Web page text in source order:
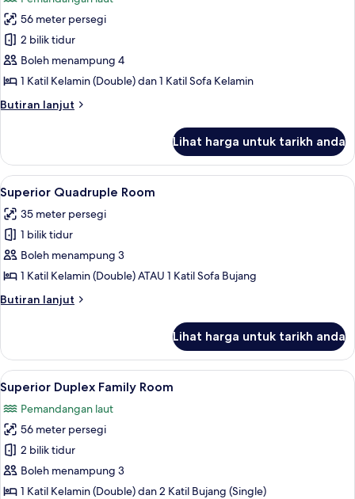
foto
untuk
Luxury
Suite,
Sea
56 meter persegi
2 bilik tidur
Boleh menampung 4
1 Katil Kelamin (Double) dan 1 Katil Sofa Kelamin
Butiran lanjut
Butiran
Suite,
Sea
View
Lihat harga untuk tarikh anda
Lihat
semua
foto
untuk
Superior
Quadruple
Room
Superior Quadruple Room | Bar mini
5
Superior Quadruple Room
35 meter persegi
1 bilik tidur
Boleh menampung 3
1 Katil Kelamin (Double) ATAU 1 Katil Sofa Bujang
Butiran lanjut
Butiran
Quadruple
Room
Lihat harga untuk tarikh anda
Lihat
semua
foto
untuk
Superior
Duplex
Family
Superior Duplex Family Room | Bar
6
Superior Duplex Family Room
Pemandangan laut
56 meter persegi
2 bilik tidur
Boleh menampung 3
1 Katil Kelamin (Double) dan 2 Katil Bujang (Single)